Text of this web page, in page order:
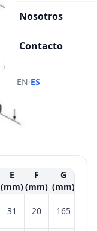
Nosotros
Contacto
EN·ES
E
(mm)
F
(mm)
G
(mm)
31 20 165